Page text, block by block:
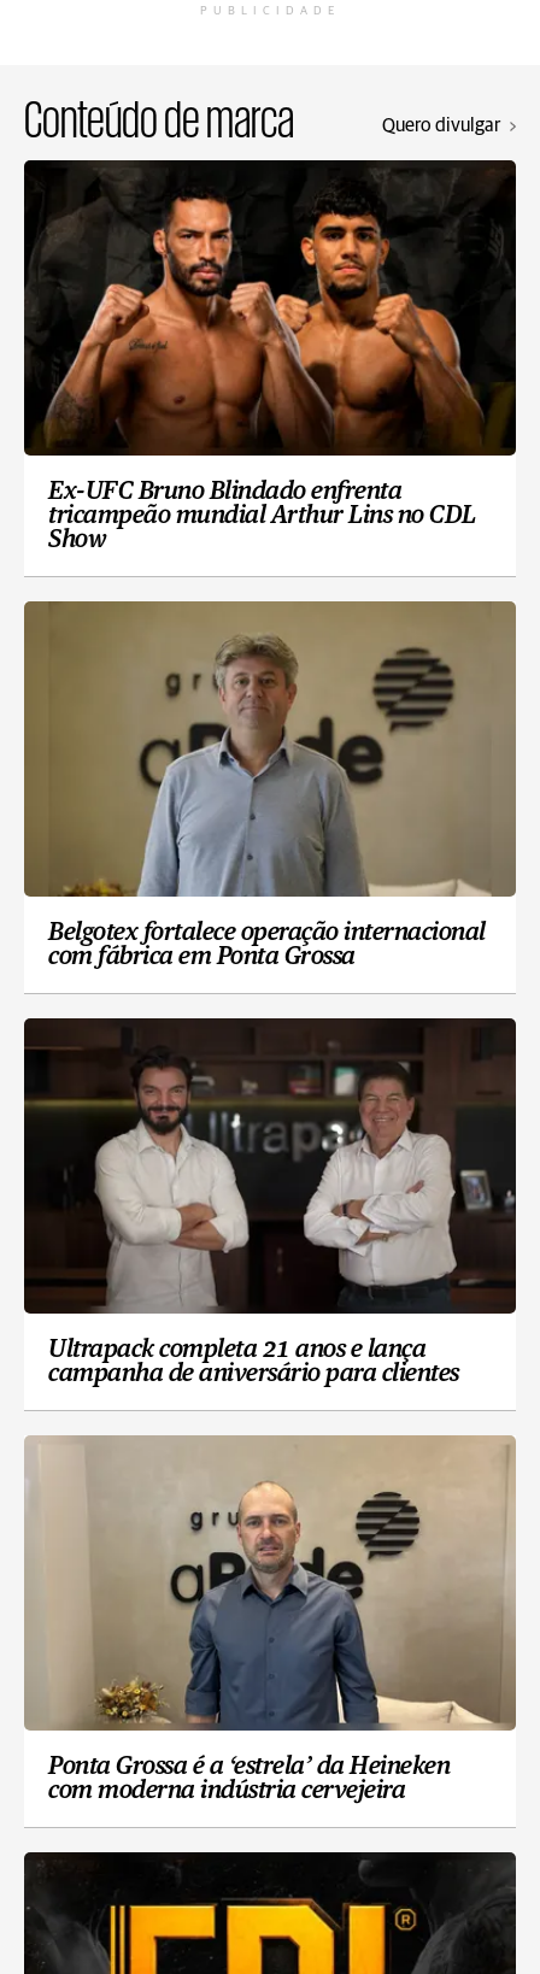
PUBLICIDADE
Conteúdo de marca Quero divulgar
Ex-UFC Bruno Blindado enfrenta
tricampeão mundial Arthur Lins no CDL
Show
Belgotex fortalece operação internacional
com fábrica em Ponta Grossa
Ultrapack completa 21 anos e lança
campanha de aniversário para clientes
Ponta Grossa é a ‘estrela’ da Heineken
com moderna indústria cervejeira